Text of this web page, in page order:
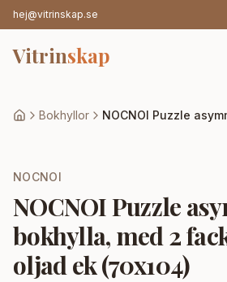
hej@vitrinskap.se
Vitrinskap
Bokhyllor
NOCNOI
NOCNOI Puzzle
bokhylla, med 2
oljad ek (70x104)